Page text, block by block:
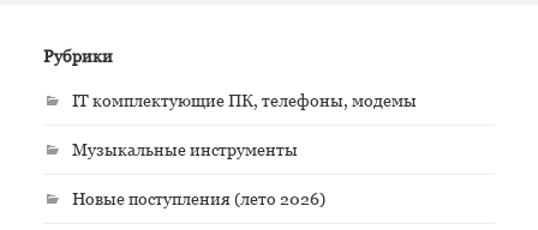
Рубрики
IT комплектующие ПК, телефоны, модемы
Музыкальные инструменты
Новые поступления (лето 2026)